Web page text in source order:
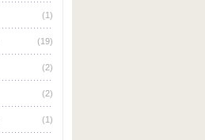
(1)
(19)
(2)
(2)
(1)